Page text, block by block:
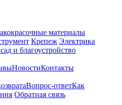
материалы
Крепеж Электрика
и благоустройство
НовостиКонтакты
Вопрос-ответКак
Обратная связь